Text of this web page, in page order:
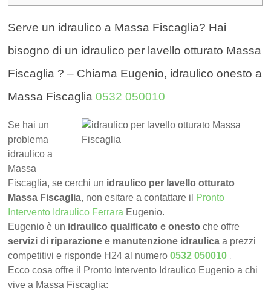
Serve un idraulico a Massa Fiscaglia? Hai
bisogno di un idraulico per lavello otturato Massa
Fiscaglia ? – Chiama Eugenio, idraulico onesto a
Massa Fiscaglia0532 050010
Se hai un
problema
idraulico a
Massa
Fiscaglia, se cerchi un idraulico per lavello otturato
Massa Fiscaglia, non esitare a contattare il Pronto
Intervento Idraulico Ferrara Eugenio.
Eugenio è un idraulico qualificato e onesto che offre
servizi di riparazione e manutenzione idraulica a prezzi
competitivi e risponde H24 al numero0532 050010 .
Ecco cosa offre il Pronto Intervento Idraulico Eugenio a chi
vive a Massa Fiscaglia: